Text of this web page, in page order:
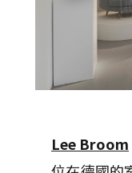
Lee Broom